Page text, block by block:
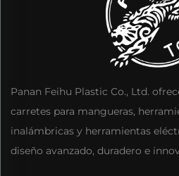
Panan Feihu Plastic Co., Ltd.
carretes para mangueras,
inalámbricas y herramientas
diseño avanzado, duradero e